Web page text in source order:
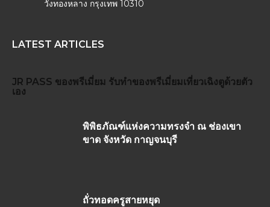
วังทองหลาง กรุงเทพ 10310
LATEST ARTICLES
JR PASS ของพรีเมี่ยม รับทำของพรีเมี่ยมเที่ยวเฉิงตูด้วยตัว
เอง
พิพิธภัณฑ์แห่งความทรงจำ ณ ช่องเขา
ขาด จังหวัด กาญจนบุรี
ถั่วทอดครูสายหยุด